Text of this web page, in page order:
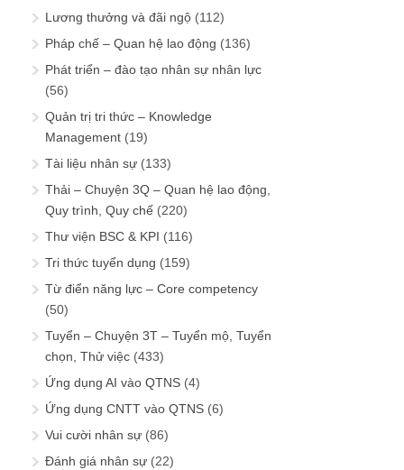
Lương thưởng và đãi ngộ (112)
Pháp chế – Quan hệ lao động (136)
Phát triển – đào tạo nhân sự nhân lực
(56)
Quản trị tri thức – Knowledge
Management (19)
Tài liệu nhân sự (133)
Thải – Chuyện 3Q – Quan hệ lao động,
Quy trình, Quy chế (220)
Thư viện BSC & KPI (116)
Tri thức tuyển dụng (159)
Từ điển năng lực – Core competency
(50)
Tuyển – Chuyện 3T – Tuyển mộ, Tuyển
chọn, Thử việc (433)
Ứng dụng AI vào QTNS (4)
Ứng dụng CNTT vào QTNS (6)
Vui cười nhân sự (86)
Đánh giá nhân sự (22)